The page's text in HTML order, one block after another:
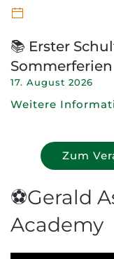
📚 Erster
Sommerferien
17. August 2026
Weitere
Zum
⚽Gerald
Academy